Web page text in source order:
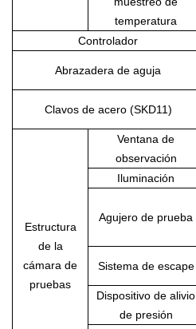
temperatura
Controlador
Abrazadera de aguja
Clavos de acero (SKD11)
Estructura
de la
cámara de
pruebas
Ventana de
observación
Iluminación
Agujero de prueba
Sistema de escape
Dispositivo de alivio
de presión